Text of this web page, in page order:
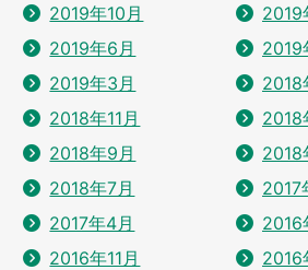
2019年10月
2019
2019年6月
2019
2019年3月
2018
2018年11月
2018
2018年9月
2018
2018年7月
2017
2017年4月
2016
2016年11月
2016